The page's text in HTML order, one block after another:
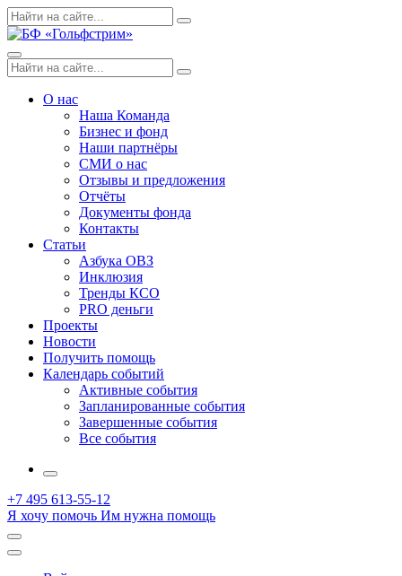
Skip
to
Поиск
по:
Search
Menu
Поиск
по:
Search
О нас
Наша Команда
Бизнес и фонд
Наши партнёры
СМИ о нас
Отзывы и предложения
Отчёты
Документы фонда
Контакты
Статьи
Азбука ОВЗ
Инклюзия
Тренды КСО
PRO деньги
Проекты
Новости
Получить помощь
Календарь событий
Активные события
Запланированные события
Завершенные события
Все события
More
+7 495 613-55-12
Я хочу помочь Им нужна помощь
Открыть
поиск
Профиль